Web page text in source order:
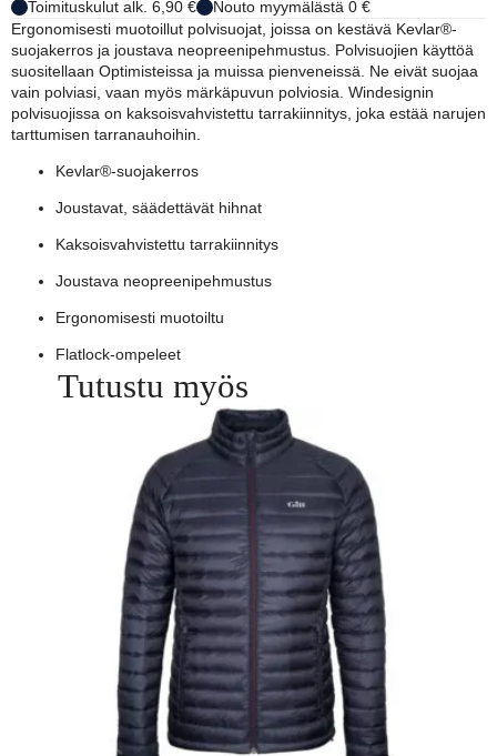
Toimituskulut alk. 6,90 €
Nouto myymälästä 0 €
Ergonomisesti muotoillut polvisuojat, joissa on kestävä Kevlar®-
suojakerros ja joustava neopreenipehmustus. Polvisuojien käyttöä
suositellaan Optimisteissa ja muissa pienveneissä. Ne eivät suojaa
vain polviasi, vaan myös märkäpuvun polviosia. Windesignin
polvisuojissa on kaksoisvahvistettu tarrakiinnitys, joka estää narujen
tarttumisen tarranauhoihin.
Kevlar®-suojakerros
Joustavat, säädettävät hihnat
Kaksoisvahvistettu tarrakiinnitys
Joustava neopreenipehmustus
Ergonomisesti muotoiltu
Flatlock-ompeleet
Tutustu myös